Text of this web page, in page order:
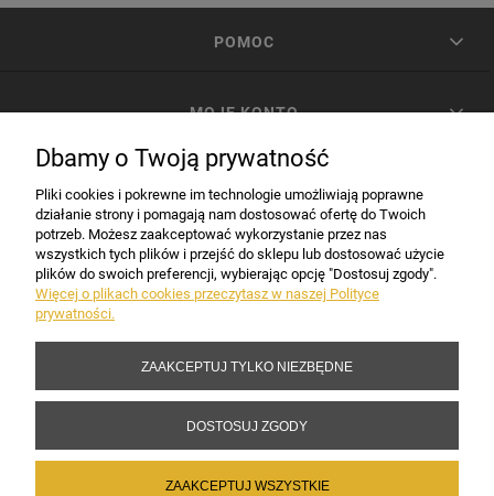
POMOC
MOJE KONTO
INFORMACJE
Copyright 2017-2026 Sakramento.pl
Dbamy o Twoją prywatność
Pliki cookies i pokrewne im technologie umożliwiają poprawne
działanie strony i pomagają nam dostosować ofertę do Twoich
potrzeb. Możesz zaakceptować wykorzystanie przez nas
wszystkich tych plików i przejść do sklepu lub dostosować użycie
plików do swoich preferencji, wybierając opcję "Dostosuj zgody".
Więcej o plikach cookies przeczytasz w naszej Polityce
prywatności.
ZAAKCEPTUJ TYLKO NIEZBĘDNE
DOSTOSUJ ZGODY
ZAAKCEPTUJ WSZYSTKIE